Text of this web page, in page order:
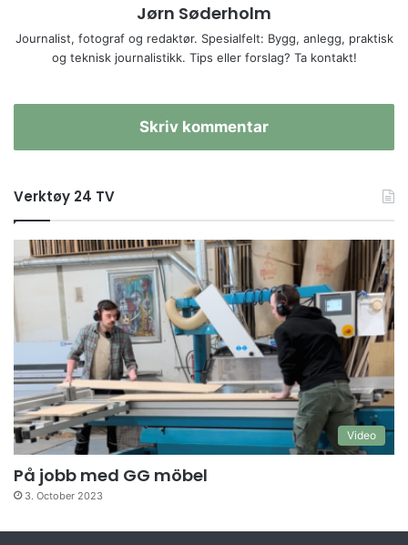
Jørn Søderholm
Journalist, fotograf og redaktør. Spesialfelt: Bygg, anlegg, praktisk
og teknisk journalistikk. Tips eller forslag? Ta kontakt!
Skriv kommentar
Verktøy 24 TV
Video
På jobb med GG möbel
3. October 2023